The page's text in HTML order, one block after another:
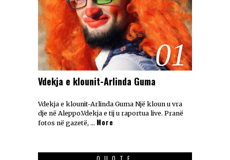
01
Vdekja e klounit-Arlinda Guma
Vdekja e klounit-Arlinda Guma Një kloun u vra
dje në Aleppo.Vdekja e tij u raportua live. Pranë
fotos në gazetë, … More